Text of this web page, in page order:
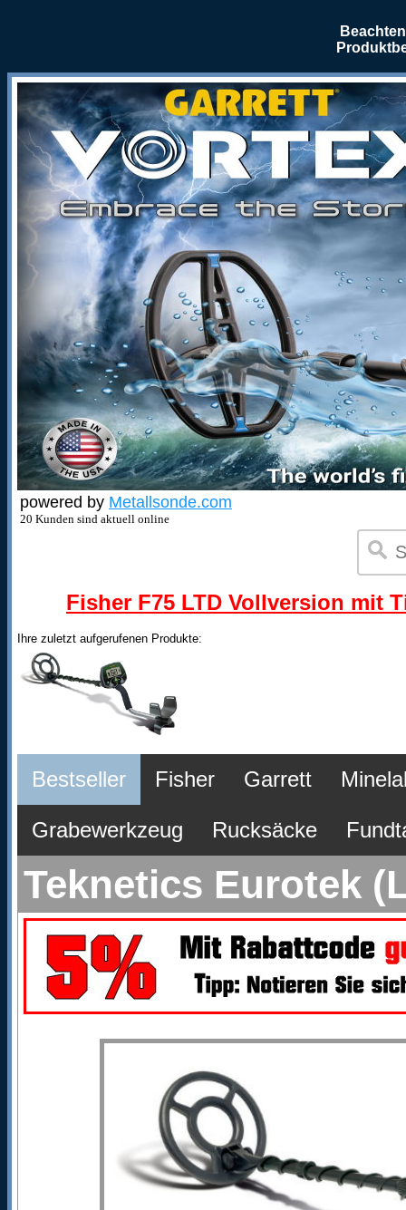
powered by Metallsonde.com
20 Kunden sind aktuell online
Fisher F75 LTD Vollversion mit
Ihre zuletzt aufgerufenen Produkte:
Bestseller Fisher Garrett
Grabewerkzeug Rucksäcke
Teknetics Eurotek